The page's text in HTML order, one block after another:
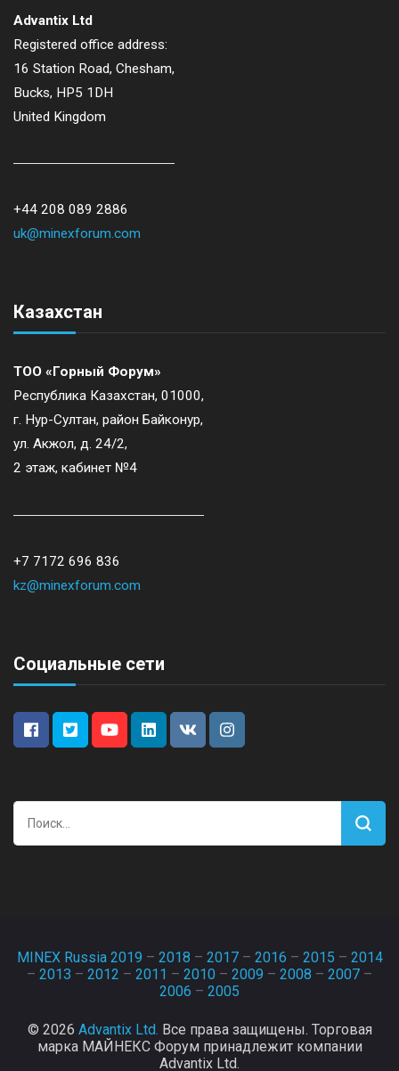
Advantix Ltd
Registered office address:
16 Station Road, Chesham,
Bucks, HP5 1DH
United Kingdom
+44 208 089 2886
uk@minexforum.com
Казахстан
ТОО «Горный Форум»
Республика Казахстан, 01000,
г. Нур-Султан, район Байконур,
ул. Акжол, д. 24/2,
2 этаж, кабинет №4
+7 7172 696 836
kz@minexforum.com
Социальные сети
Найти:
MINEX Russia 2019 – 2018 – 2017 – 2016 – 2015 – 2014
– 2013 – 2012 – 2011 – 2010 – 2009 – 2008 – 2007 –
2006 – 2005
© 2026 Advantix Ltd. Все права защищены. Торговая
марка МАЙНЕКС Форум принадлежит компании
Advantix Ltd.